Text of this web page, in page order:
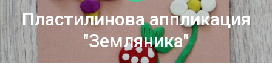
Пластилинова аппликация
"Земляника"